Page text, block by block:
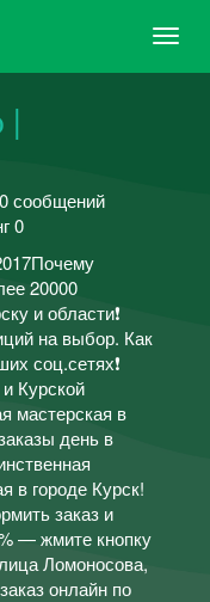
сообщений
0
20000
и области❗
на выбор. Как
соц.сетях❗
Курской
мастерская в
день в
в городе Курск!
заказ и
— жмите кнопку
Ломоносова,
онлайн по